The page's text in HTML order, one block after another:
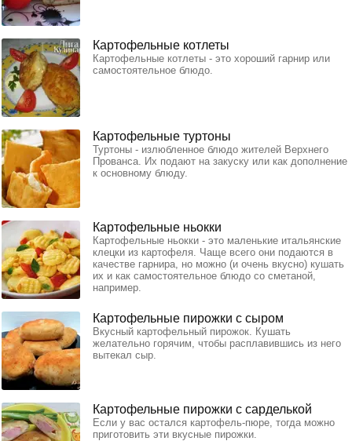
Картофельные котлеты
Картофельные котлеты - это хороший гарнир или
самостоятельное блюдо.
Картофельные туртоны
Туртоны - излюбленное блюдо жителей Верхнего
Прованса. Их подают на закуску или как дополнение
к основному блюду.
Картофельные ньокки
Картофельные ньокки - это маленькие итальянские
клецки из картофеля. Чаще всего они подаются в
качестве гарнира, но можно (и очень вкусно) кушать
их и как самостоятельное блюдо со сметаной,
например.
Картофельные пирожки с сыром
Вкусный картофельный пирожок. Кушать
желательно горячим, чтобы расплавившись из него
вытекал сыр.
Картофельные пирожки с сарделькой
Если у вас остался картофель-пюре, тогда можно
приготовить эти вкусные пирожки.